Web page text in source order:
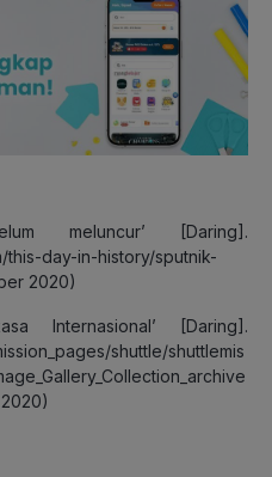
meluncur’ [Daring].
this-day-in-history/sputnik-
2020)
Internasional’ [Daring].
shuttle/shuttlemis
2020)